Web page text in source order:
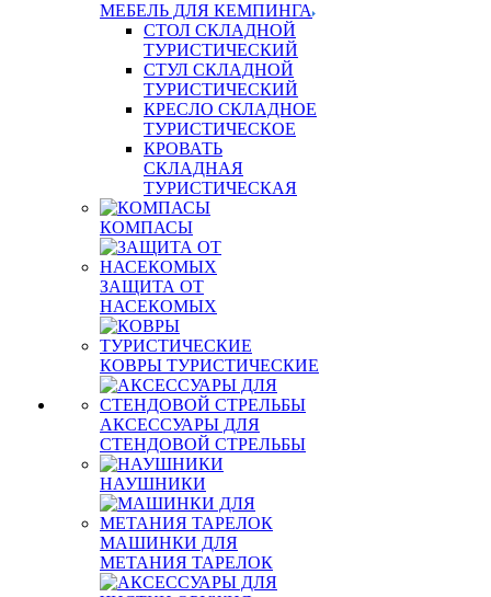
МЕБЕЛЬ ДЛЯ КЕМПИНГА
СТОЛ СКЛАДНОЙ
ТУРИСТИЧЕСКИЙ
СТУЛ СКЛАДНОЙ
ТУРИСТИЧЕСКИЙ
КРЕСЛО СКЛАДНОЕ
ТУРИСТИЧЕСКОЕ
КРОВАТЬ
СКЛАДНАЯ
ТУРИСТИЧЕСКАЯ
КОМПАСЫ
ЗАЩИТА ОТ
НАСЕКОМЫХ
КОВРЫ ТУРИСТИЧЕСКИЕ
АКСЕССУАРЫ ДЛЯ
СТЕНДОВОЙ СТРЕЛЬБЫ
НАУШНИКИ
МАШИНКИ ДЛЯ
МЕТАНИЯ ТАРЕЛОК